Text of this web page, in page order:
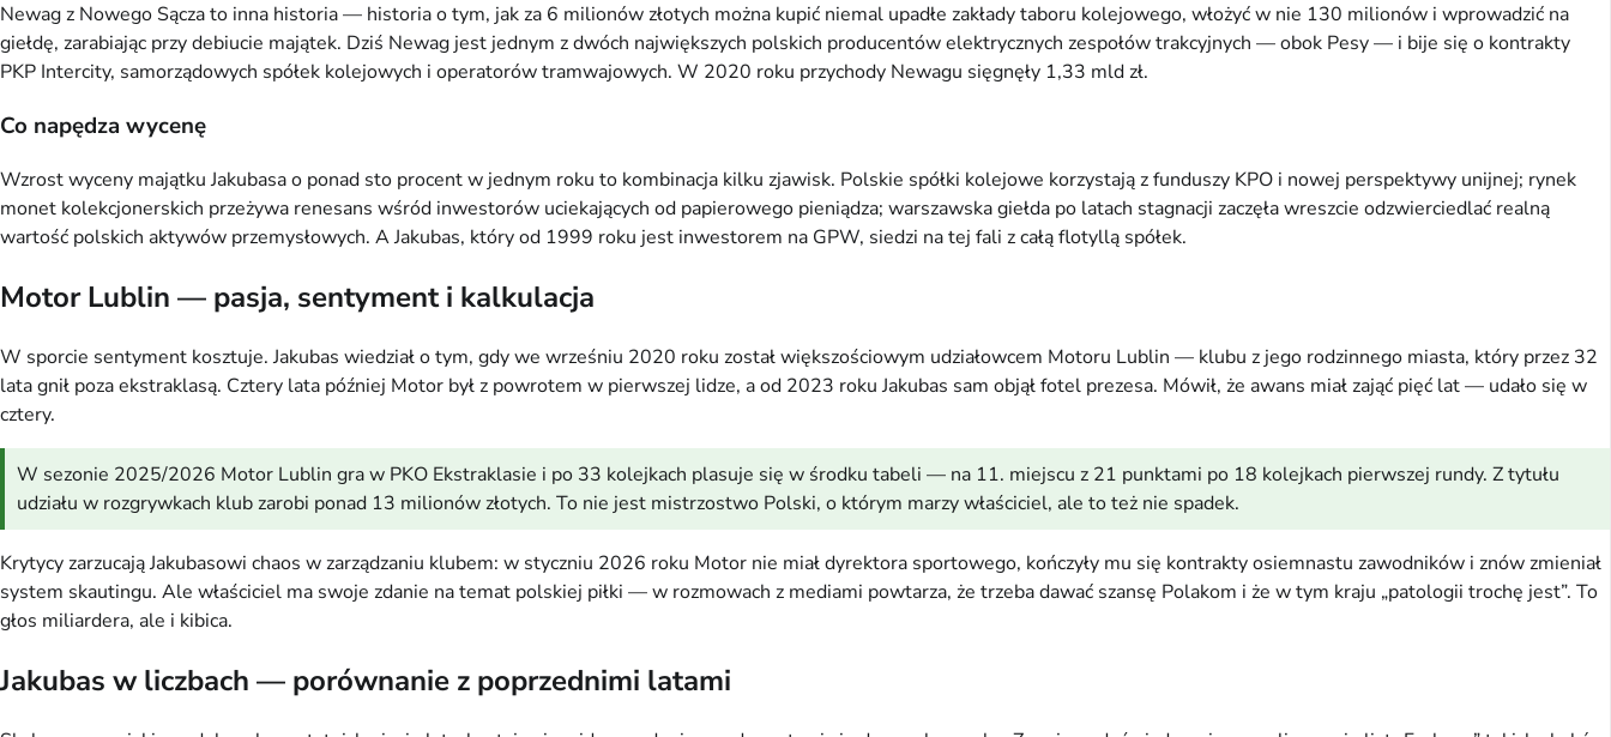
Newag z Nowego Sącza to inna historia — historia o tym, jak za 6 milionów złotych można kupić niemal upadłe zakłady taboru kolejowego, włożyć w nie 130 milionów i wprowadzić na
giełdę, zarabiając przy debiucie majątek. Dziś Newag jest jednym z dwóch największych polskich producentów elektrycznych zespołów trakcyjnych — obok Pesy — i bije się o kontrakty
PKP Intercity, samorządowych spółek kolejowych i operatorów tramwajowych. W 2020 roku przychody Newagu sięgnęły 1,33 mld zł.
Co napędza wycenę
Wzrost wyceny majątku Jakubasa o ponad sto procent w jednym roku to kombinacja kilku zjawisk. Polskie spółki kolejowe korzystają z funduszy KPO i nowej perspektywy unijnej; rynek
monet kolekcjonerskich przeżywa renesans wśród inwestorów uciekających od papierowego pieniądza; warszawska giełda po latach stagnacji zaczęła wreszcie odzwierciedlać realną
wartość polskich aktywów przemysłowych. A Jakubas, który od 1999 roku jest inwestorem na GPW, siedzi na tej fali z całą flotyllą spółek.
Motor Lublin — pasja, sentyment i kalkulacja
W sporcie sentyment kosztuje. Jakubas wiedział o tym, gdy we wrześniu 2020 roku został większościowym udziałowcem Motoru Lublin — klubu z jego rodzinnego miasta, który przez 32
lata gnił poza ekstraklasą. Cztery lata później Motor był z powrotem w pierwszej lidze, a od 2023 roku Jakubas sam objął fotel prezesa. Mówił, że awans miał zająć pięć lat — udało się w
cztery.
W sezonie 2025/2026 Motor Lublin gra w PKO Ekstraklasie i po 33 kolejkach plasuje się w środku tabeli — na 11. miejscu z 21 punktami po 18 kolejkach pierwszej rundy. Z tytułu
udziału w rozgrywkach klub zarobi ponad 13 milionów złotych. To nie jest mistrzostwo Polski, o którym marzy właściciel, ale to też nie spadek.
Krytycy zarzucają Jakubasowi chaos w zarządzaniu klubem: w styczniu 2026 roku Motor nie miał dyrektora sportowego, kończyły mu się kontrakty osiemnastu zawodników i znów zmieniał
system skautingu. Ale właściciel ma swoje zdanie na temat polskiej piłki — w rozmowach z mediami powtarza, że trzeba dawać szansę Polakom i że w tym kraju „patologii trochę jest”. To
głos miliardera, ale i kibica.
Jakubas w liczbach — porównanie z poprzednimi latami